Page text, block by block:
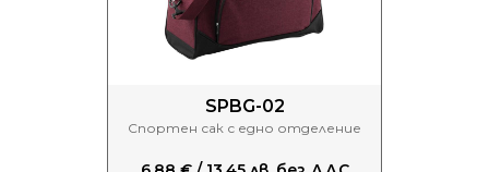
SPBG-02
Спортен сак с едно отделение